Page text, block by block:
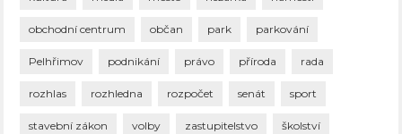
obchodní centrum občan park parkování
Pelhřimov podnikání právo příroda rada
rozhlas rozhledna rozpočet senát sport
stavební zákon volby zastupitelstvo školství